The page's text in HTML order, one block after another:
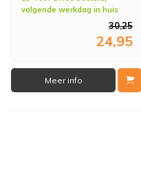
volgende werkdag in huis
30,25
24,95
Meer info